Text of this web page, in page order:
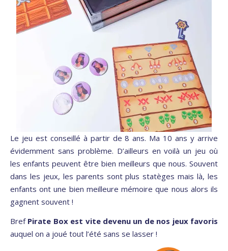
Le jeu est conseillé à partir de 8 ans. Ma 10 ans y arrive
évidemment sans problème. D’ailleurs en voilà un jeu où
les enfants peuvent être bien meilleurs que nous. Souvent
dans les jeux, les parents sont plus statèges mais là, les
enfants ont une bien meilleure mémoire que nous alors ils
gagnent souvent !
Bref Pirate Box est vite devenu un de nos jeux favoris
auquel on a joué tout l’été sans se lasser !